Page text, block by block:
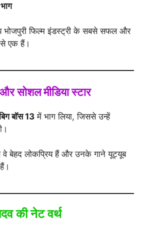
फिल्म इंडस्ट्री के सबसे सफल और
से एक हैं।
सोशल मीडिया स्टार
बॉस 13 में भाग लिया, जिससे उन्हें
वे बेहद लोकप्रिय हैं और उनके गाने यूट्यूब
की नेट वर्थ